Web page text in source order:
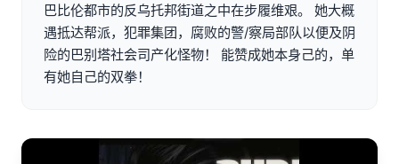
巴比伦都市的反乌托邦街道之中在步履维艰。 她大概
遇抵达帮派，犯罪集团，腐败的警/察局部队以便及阴
险的巴别塔社会司产化怪物！ 能赞成她本身己的，单
有她自己的双拳！